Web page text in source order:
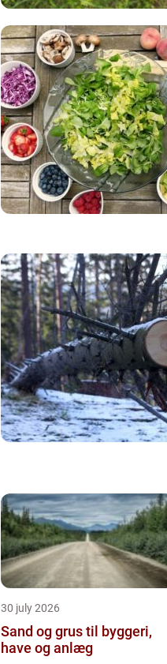
30 july 2026
Sand og grus til byggeri,
have og anlæg